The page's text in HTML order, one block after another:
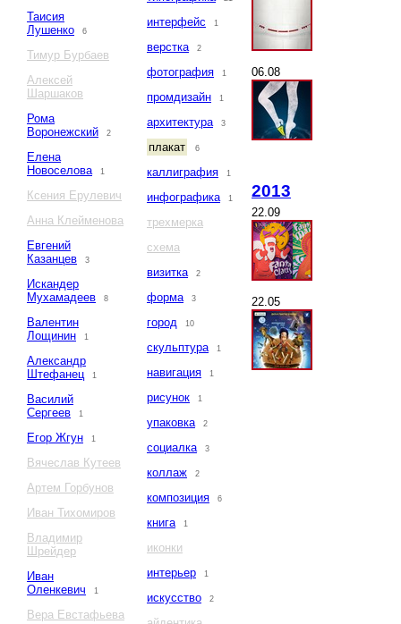
Таисия
Лушенко
6
Тимур Бурбаев
Алексей
Шаршаков
Рома
Воронежский
2
Елена
Новоселова
1
Ксения Ерулевич
Анна Клейменова
Евгений
Казанцев
3
Искандер
Мухамадеев
8
Валентин
Лощинин
1
Александр
Штефанец
1
Василий
Сергеев
1
Егор Жгун 1
Вячеслав Кутеев
Артем Горбунов
Иван Тихомиров
Владимир
Шрейдер
Иван
Оленкевич
1
Вера Евстафьева
интерфейс 1
верстка 2
фотография 1
промдизайн 1
архитектура 3
плакат 6
каллиграфия 1
инфографика 1
трехмерка
схема
визитка
2
форма 3
город 10
скульптура 1
навигация 1
рисунок 1
упаковка 2
социалка 3
коллаж 2
композиция 6
книга 1
иконки
интерьер
1
искусство 2
06.08
2013
22.09
22.05